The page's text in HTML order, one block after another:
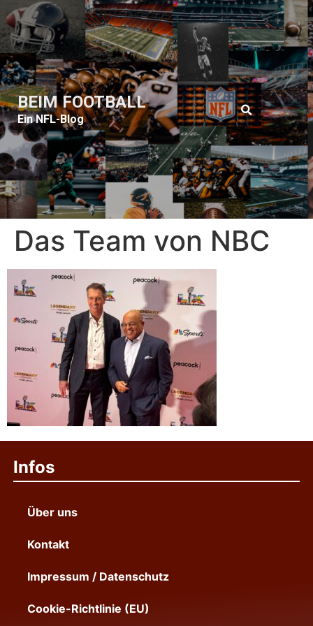
BEIM FOOTBALL
Ein NFL-Blog
Das Team von NBC
Infos
Über uns
Kontakt
Impressum / Datenschutz
Cookie-Richtlinie (EU)